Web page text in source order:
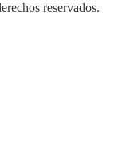
reservados.